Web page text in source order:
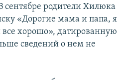
сентябре родители Хилюка
«Дорогие мама и папа, я
хорошо», датированную
сведений о нем не